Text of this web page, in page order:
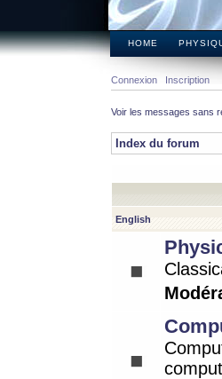
HOME
Connexion Inscription
Voir les messages sans
Index du forum
English